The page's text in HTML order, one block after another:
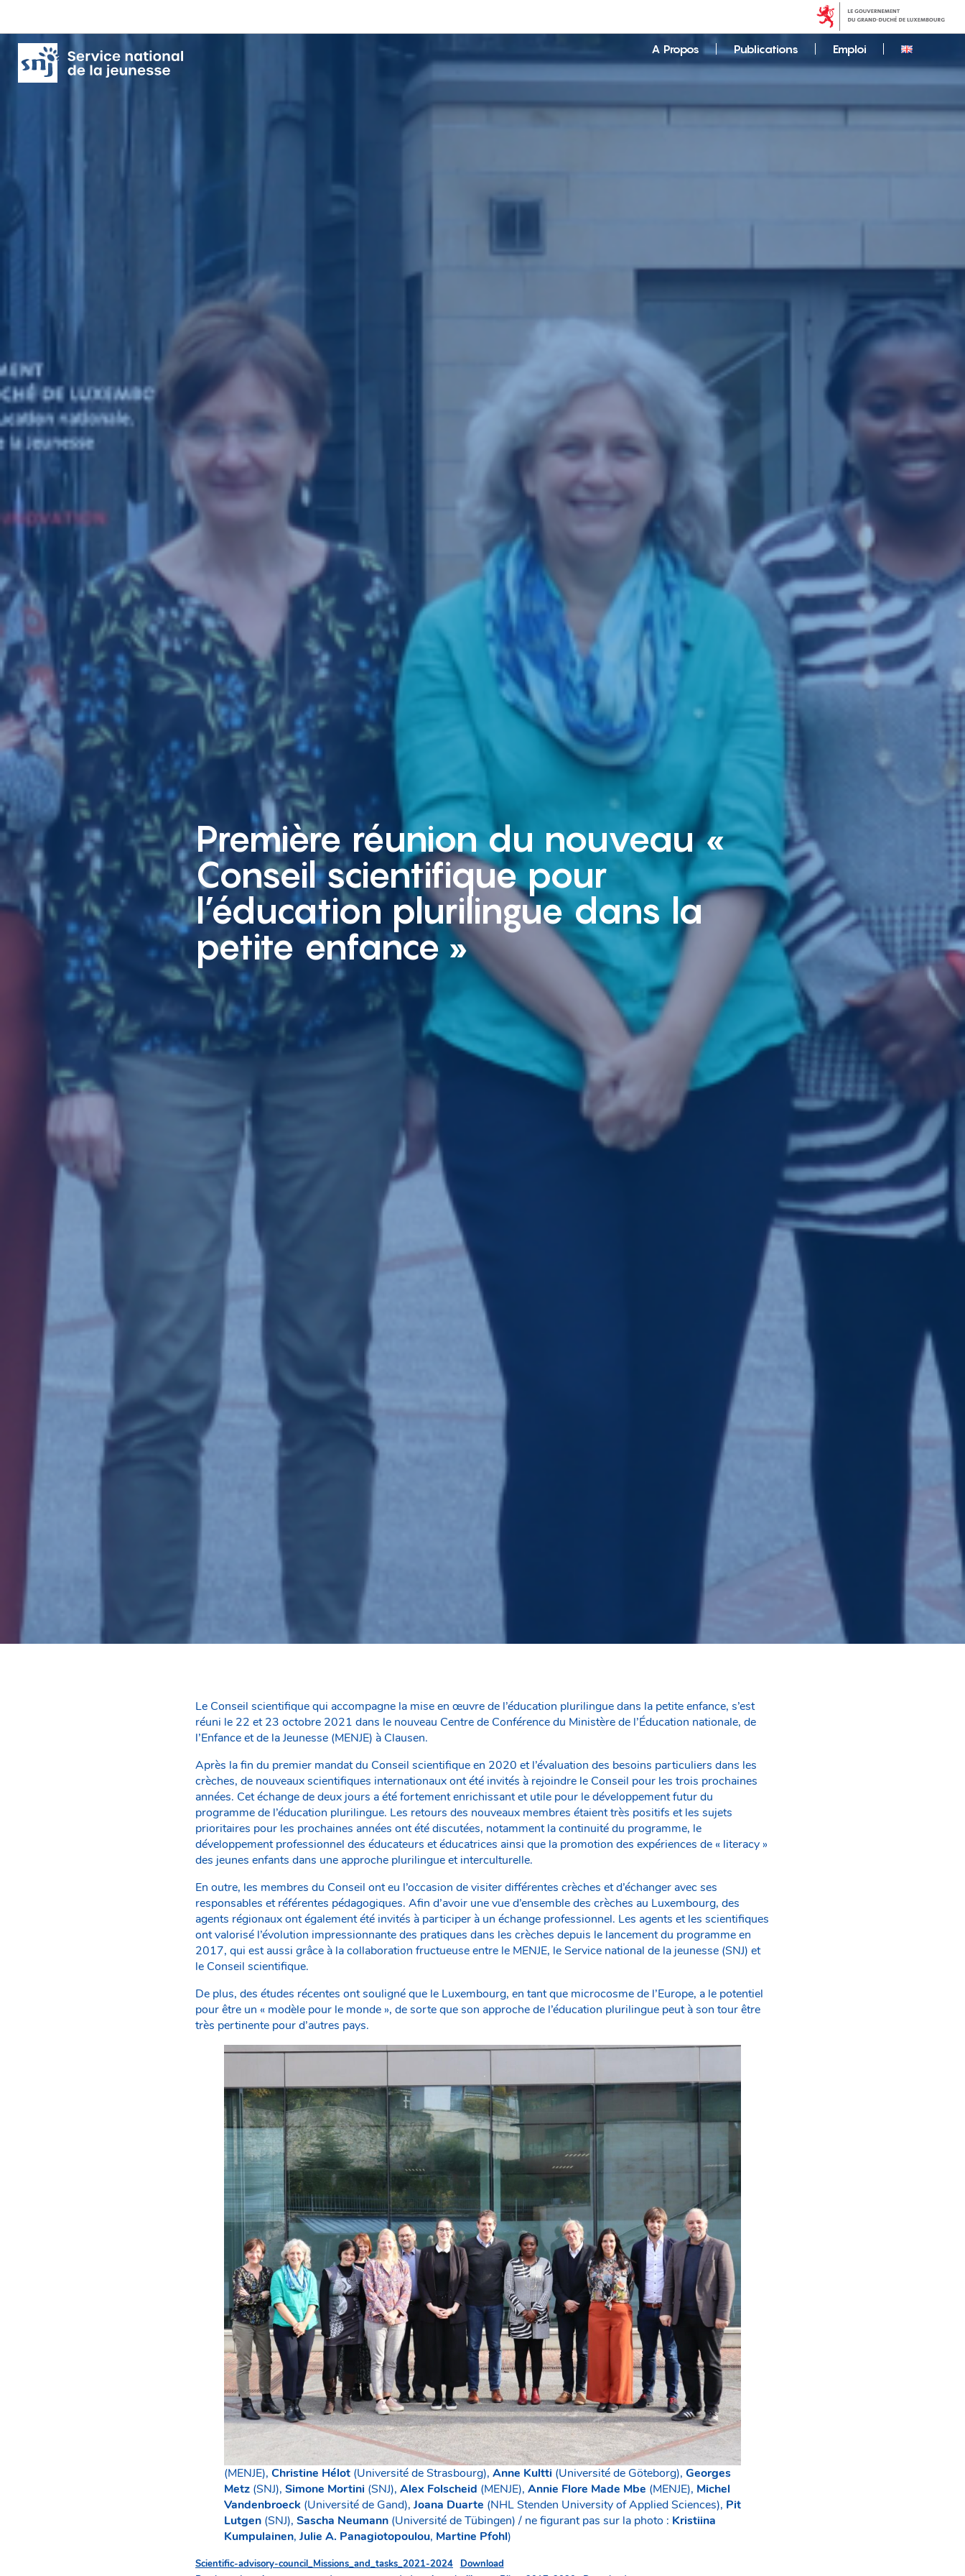
A Propos Publications Emploi
Première réunion du nouveau «
Conseil scientifique pour
l’éducation plurilingue dans la
petite enfance »
Le Conseil scientifique qui accompagne la mise en œuvre de l’éducation plurilingue dans la petite enfance, s’est
réuni le 22 et 23 octobre 2021 dans le nouveau Centre de Conférence du Ministère de l’Éducation nationale, de
l’Enfance et de la Jeunesse (MENJE) à Clausen.
Après la fin du premier mandat du Conseil scientifique en 2020 et l’évaluation des besoins particuliers dans les
crèches, de nouveaux scientifiques internationaux ont été invités à rejoindre le Conseil pour les trois prochaines
années. Cet échange de deux jours a été fortement enrichissant et utile pour le développement futur du
programme de l’éducation plurilingue. Les retours des nouveaux membres étaient très positifs et les sujets
prioritaires pour les prochaines années ont été discutées, notamment la continuité du programme, le
développement professionnel des éducateurs et éducatrices ainsi que la promotion des expériences de « literacy »
des jeunes enfants dans une approche plurilingue et interculturelle.
En outre, les membres du Conseil ont eu l’occasion de visiter différentes crèches et d’échanger avec ses
responsables et référentes pédagogiques. Afin d’avoir une vue d’ensemble des crèches au Luxembourg, des
agents régionaux ont également été invités à participer à un échange professionnel. Les agents et les scientifiques
ont valorisé l’évolution impressionnante des pratiques dans les crèches depuis le lancement du programme en
2017, qui est aussi grâce à la collaboration fructueuse entre le MENJE, le Service national de la jeunesse (SNJ) et
le Conseil scientifique.
De plus, des études récentes ont souligné que le Luxembourg, en tant que microcosme de l’Europe, a le potentiel
pour être un « modèle pour le monde », de sorte que son approche de l’éducation plurilingue peut à son tour être
très pertinente pour d’autres pays.
(MENJE), Christine Hélot (Université de Strasbourg), Anne Kultti (Université de Göteborg), Georges
Metz (SNJ), Simone Mortini (SNJ), Alex Folscheid (MENJE), Annie Flore Made Mbe (MENJE), Michel
Vandenbroeck (Université de Gand),Joana Duarte (NHL Stenden University of Applied Sciences), Pit
Lutgen (SNJ), Sascha Neumann (Université de Tübingen) / ne figurant pas sur la photo : Kristiina
Kumpulainen,Julie A. Panagiotopoulou, Martine Pfohl)
Scientific-advisory-council_Missions_and_tasks_2021-2024
Download